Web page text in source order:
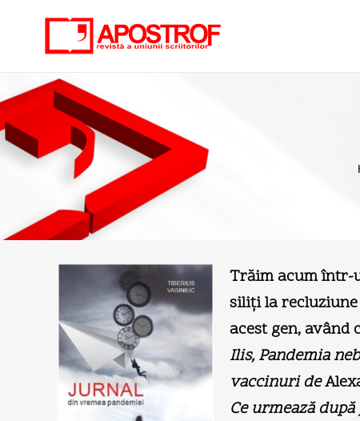
Trăim acum într-
siliţi la
acest gen, având
Ilis, Pandemia
vaccinuride
Ce urmează